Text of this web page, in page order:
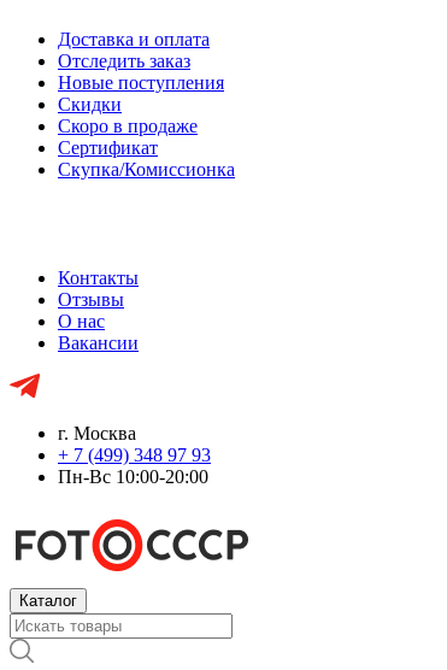
Доставка и оплата
Отследить заказ
Новые поступления
Скидки
Скоро в продаже
Сертификат
Скупка/Комиссионка
Контакты
Отзывы
О нас
Вакансии
г. Москва
+ 7 (499) 348 97 93
Пн-Вс 10:00-20:00
Каталог